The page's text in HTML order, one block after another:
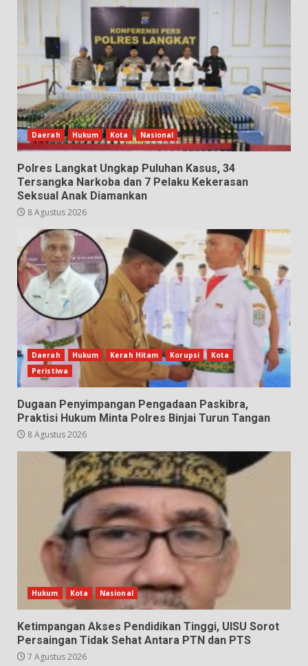
Daerah Hukum Kota Nasional
Polres Langkat Ungkap Puluhan Kasus, 34
Tersangka Narkoba dan 7 Pelaku Kekerasan
Seksual Anak Diamankan
8 Agustus 2026
Daerah Hukum Kerah Hitam Korupsi
Kota
Peristiwa
Dugaan Penyimpangan Pengadaan Paskibra,
Praktisi Hukum Minta Polres Binjai Turun Tangan
8 Agustus 2026
Hukum Kota Nasional
Ketimpangan Akses Pendidikan Tinggi, UISU Sorot
Persaingan Tidak Sehat Antara PTN dan PTS
7 Agustus 2026